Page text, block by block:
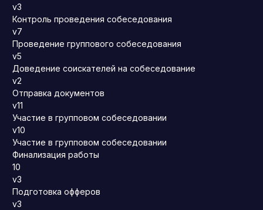
v3
Контроль проведения собеседования
v7
Проведение группового собеседования
v5
Доведение соискателей на собеседование
v2
Отправка документов
v11
Участие в групповом собеседовании
v10
Участие в групповом собеседовании
Финализация работы
10
v3
Подготовка офферов
v3